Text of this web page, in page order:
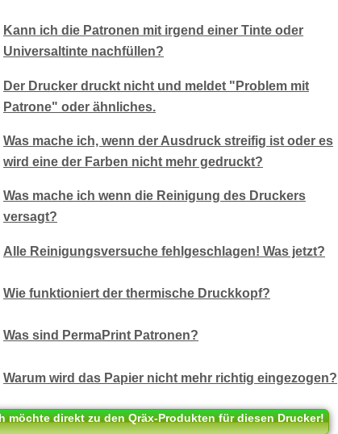
Kann ich die Patronen mit irgend einer Tinte oder
Universaltinte nachfüllen?
Der Drucker druckt nicht und meldet "Problem mit
Patrone" oder ähnliches.
Was mache ich, wenn der Ausdruck streifig ist oder es
wird eine der Farben nicht mehr gedruckt?
Was mache ich wenn die Reinigung des Druckers
versagt?
Alle Reinigungsversuche fehlgeschlagen! Was jetzt?
Wie funktioniert der thermische Druckkopf?
Was sind PermaPrint Patronen?
Warum wird das Papier nicht mehr richtig eingezogen?
möchte direkt zu den Qräx-Produkten für diesen Drucker!